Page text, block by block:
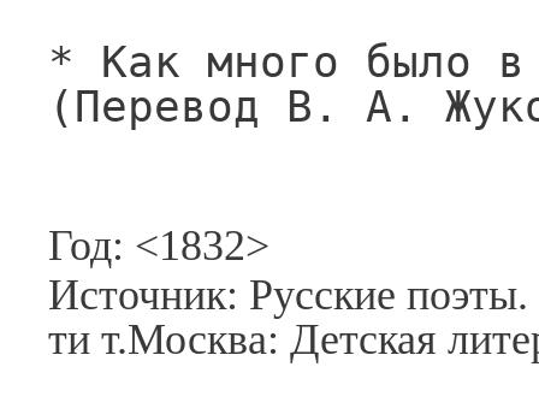
* Как много было
(Перевод В. А.
Год: <1832>
Источник: Русские
ти т.Москва: Детская